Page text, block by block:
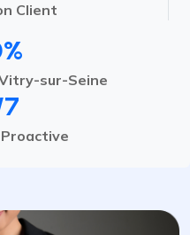
Client
sur-Seine